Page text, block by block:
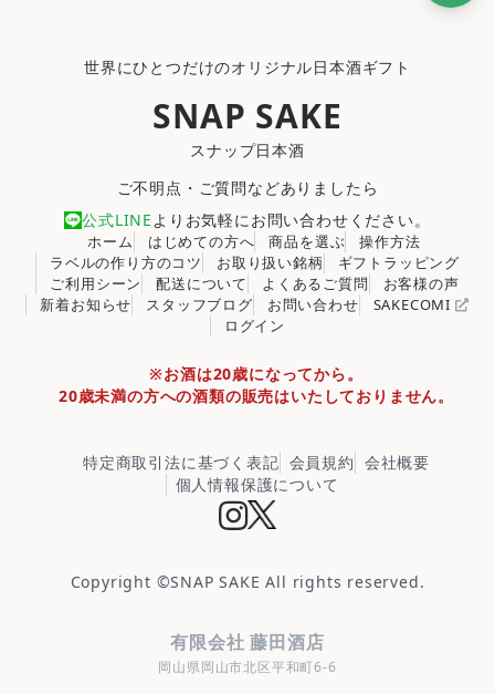
世界にひとつだけのオリジナル日本酒ギフト
SNAP SAKE
スナップ日本酒
ご不明点・ご質問などありましたら
公式LINEよりお気軽にお問い合わせください。
ホーム はじめての方へ 商品を選ぶ
操作方法
ラベルの作り方のコツ
お取り扱い銘柄
ギフトラッピング
ご利用シーン
配送について よくあるご質問
お客様の声
新着お知らせ
スタッフブログ お問い合わせ
SAKECOMI
ログイン
※お酒は20歳になってから。
20歳未満の方への酒類の販売はいたしておりません。
特定商取引法に基づく表記 会員規約 会社概要
個人情報保護について
Copyright ©SNAP SAKE All rights reserved.
有限会社 藤田酒店
岡山県岡山市北区平和町6-6